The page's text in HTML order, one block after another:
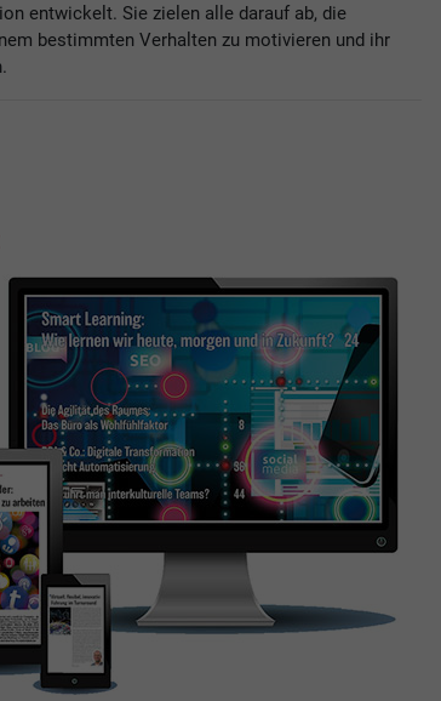
entwickelt. Sie zielen alle darauf ab, die
bestimmten Verhalten zu motivieren und ihr